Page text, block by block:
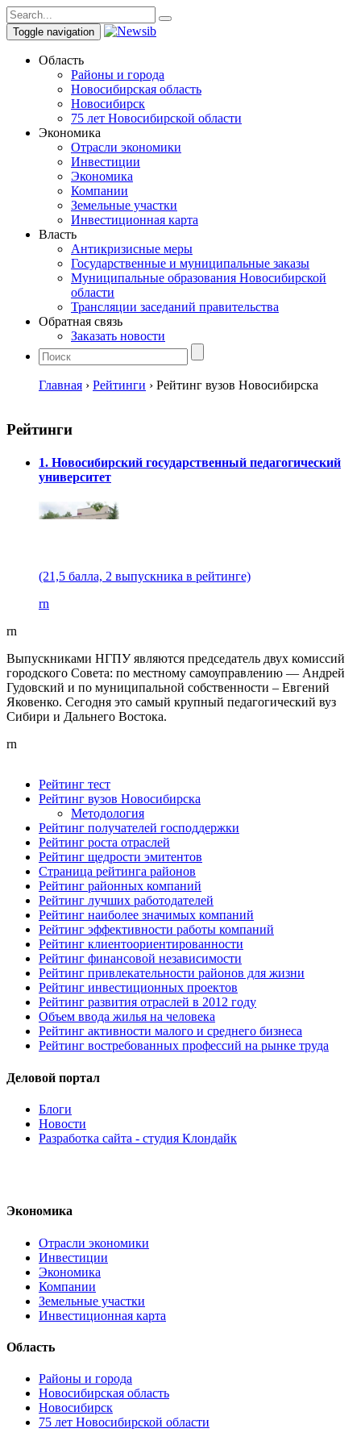
Toggle navigation
Область
Районы и города
Новосибирская область
Новосибирск
75 лет Новосибирской области
Экономика
Отрасли экономики
Инвестиции
Экономика
Компании
Земельные участки
Инвестиционная карта
Власть
Антикризисные меры
Государственные и муниципальные заказы
Муниципальные образования Новосибирской
области
Трансляции заседаний правительства
Обратная связь
Заказать новости
Главная › Рейтинги › Рейтинг вузов Новосибирска
Рейтинги
1. Новосибирский государственный педагогический
университет
(21,5 балла, 2 выпускника в рейтинге)
rn
rn
Выпускниками НГПУ являются председатель двух комиссий
городского Совета: по местному самоуправлению — Андрей
Гудовский и по муниципальной собственности – Евгений
Яковенко. Сегодня это самый крупный педагогический вуз
Сибири и Дальнего Востока.
rn
Рейтинг тест
Рейтинг вузов Новосибирска
Методология
Рейтинг получателей господдержки
Рейтинг роста отраслей
Рейтинг щедрости эмитентов
Страница рейтинга районов
Рейтинг районных компаний
Рейтинг лучших работодателей
Рейтинг наиболее значимых компаний
Рейтинг эффективности работы компаний
Рейтинг клиентоориентированности
Рейтинг финансовой независимости
Рейтинг привлекательности районов для жизни
Рейтинг инвестиционных проектов
Рейтинг развития отраслей в 2012 году
Объем ввода жилья на человека
Рейтинг активности малого и среднего бизнеса
Рейтинг востребованных профессий на рынке труда
Деловой портал
Блоги
Новости
Разработка сайта - студия Клондайк
Экономика
Отрасли экономики
Инвестиции
Экономика
Компании
Земельные участки
Инвестиционная карта
Область
Районы и города
Новосибирская область
Новосибирск
75 лет Новосибирской области